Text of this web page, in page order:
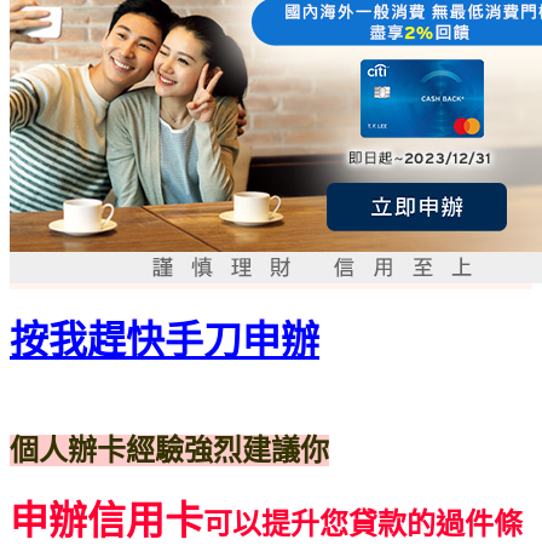
按我趕快手刀申辦
個人辦卡經驗強烈建議你
申辦信用卡可以提升您貸款的過件條